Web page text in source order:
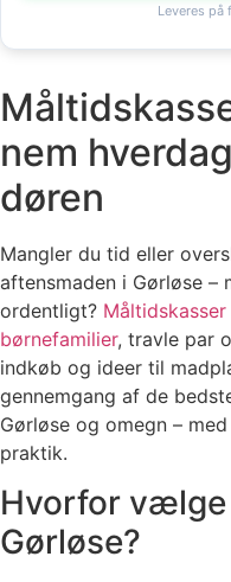
Leveres på
nem
døren
Mangler du tid eller
aftensmaden i Gørløse –
ordentligt? Måltidskasser
børnefamilier, travle par
indkøb og ideer til
gennemgang af de
Gørløse og omegn –
praktik.
Hvorfor
Gørløse?